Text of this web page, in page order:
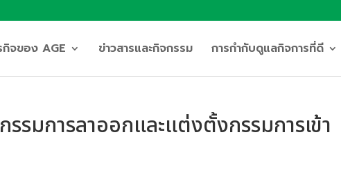
กิจของ AGE ข่าวสารและกิจกรรม การกำกับดูแลกิจการที่ดี
รมการลาออกและแต่งตั้งกรรมการเข้า